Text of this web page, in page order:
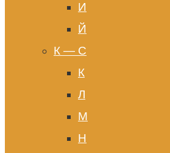
И
Й
К — С
К
Л
М
Н